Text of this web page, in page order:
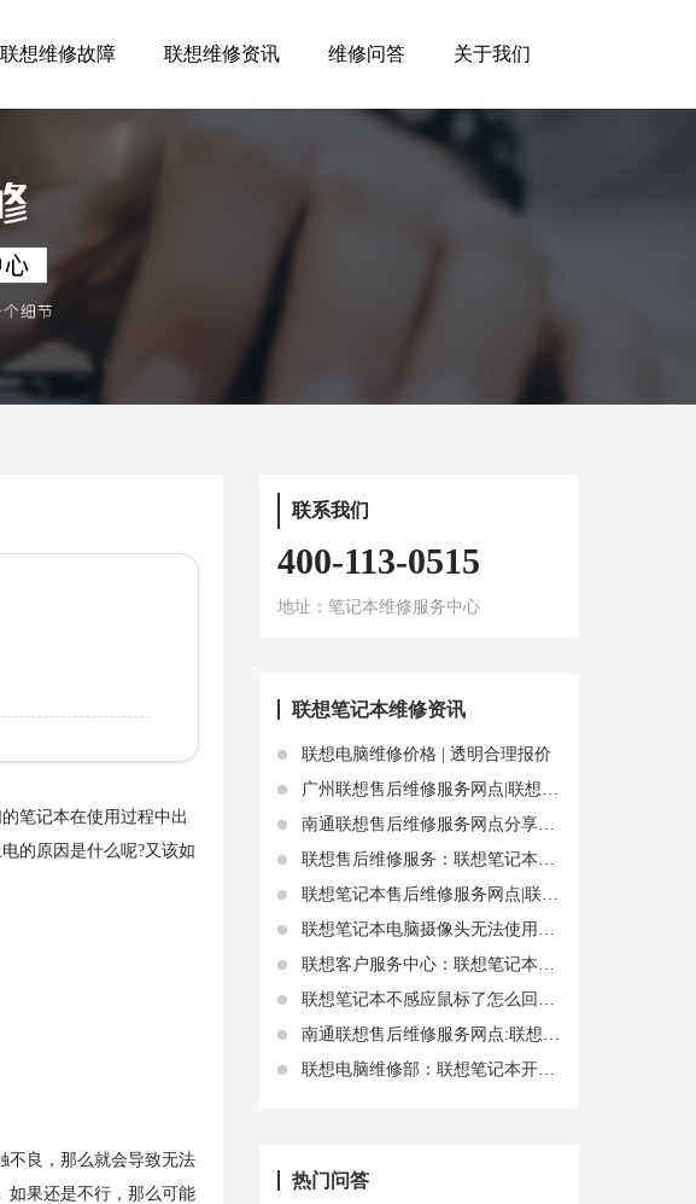
联想维修故障 联想维修资讯 维修问答 关于我们
笔记本在使用过程中出
的原因是什么呢?又该如
良，那么就会导致无法
如果还是不行，那么可能
联系我们
400-113-0515
地址：笔记本维修服务中心
联想笔记本维修资讯
联想电脑维修价格 | 透明合理报价
广州联想售后维修服务网点|联想笔记本电脑蓝屏无法开机，这些方法教你轻松修复
南通联想售后维修服务网点分享联想电源开关机键排线相关知识
联想售后维修服务：联想笔记本开机卡死的五种解决方法
联想笔记本售后维修服务网点|联想笔记本电脑进水了具体处理
联想笔记本电脑摄像头无法使用的常见问题及解决方法
联想客户服务中心：联想笔记本不能充电没反应的原因和解决办法
联想笔记本不感应鼠标了怎么回事?如何解决?
南通联想售后维修服务网点:联想电脑为什么充不进去电？原因和解决方法一览
联想电脑维修部：联想笔记本开机黑屏怎么解决？具体步骤是什么？
热门问答